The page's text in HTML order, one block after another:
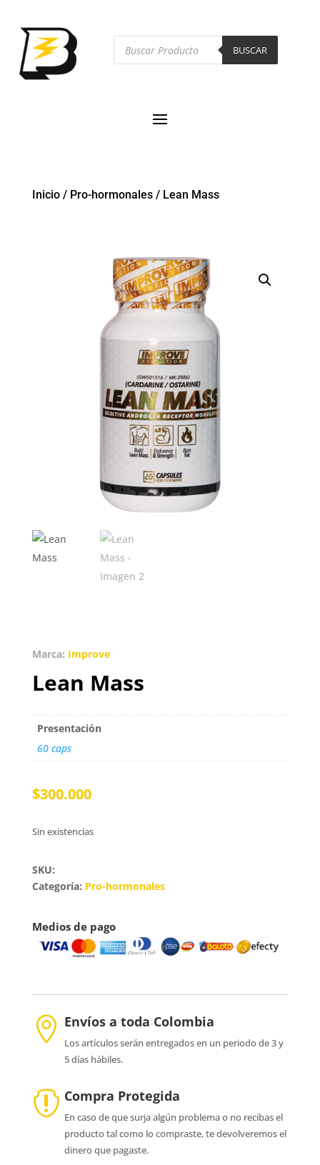
Búsqueda
productos
BUSCAR
Inicio/ Pro-hormonales/ Lean Mass
Marca: Improve
Lean Mass
Presentación
60 caps
$300.000
Sin existencias
SKU:
Categoría: Pro-hormonales
Medios de pago
 Envíos a toda Colombia
Los artículos serán entregados en un periodo de 3 y
5 días hábiles.
 Compra Protegida
En caso de que surja algún problema o no recibas el
producto tal como lo compraste, te devolveremos el
dinero que pagaste.